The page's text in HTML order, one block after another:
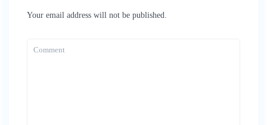
Your email address will not be published.